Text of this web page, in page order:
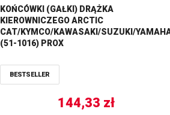
KOŃCÓWKI (GAŁKI) DRĄŻKA
KIEROWNICZEGO ARCTIC
CAT/KYMCO/KAWASAKI/SUZUKI/
(51-1016) PROX
BESTSELLER
144,33 zł